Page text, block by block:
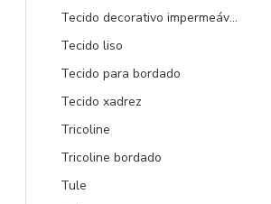
Tecido decorativo impermeável
Tecido liso
Tecido para bordado
Tecido xadrez
Tricoline
Tricoline bordado
Tule